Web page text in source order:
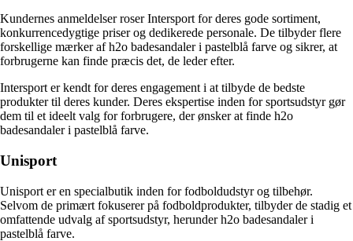
Kundernes anmeldelser roser Intersport for deres gode sortiment,
konkurrencedygtige priser og dedikerede personale. De tilbyder flere
forskellige mærker af h2o badesandaler i pastelblå farve og sikrer, at
forbrugerne kan finde præcis det, de leder efter.
Intersport er kendt for deres engagement i at tilbyde de bedste
produkter til deres kunder. Deres ekspertise inden for sportsudstyr gør
dem til et ideelt valg for forbrugere, der ønsker at finde h2o
badesandaler i pastelblå farve.
Unisport
Unisport er en specialbutik inden for fodboldudstyr og tilbehør.
Selvom de primært fokuserer på fodboldprodukter, tilbyder de stadig et
omfattende udvalg af sportsudstyr, herunder h2o badesandaler i
pastelblå farve.